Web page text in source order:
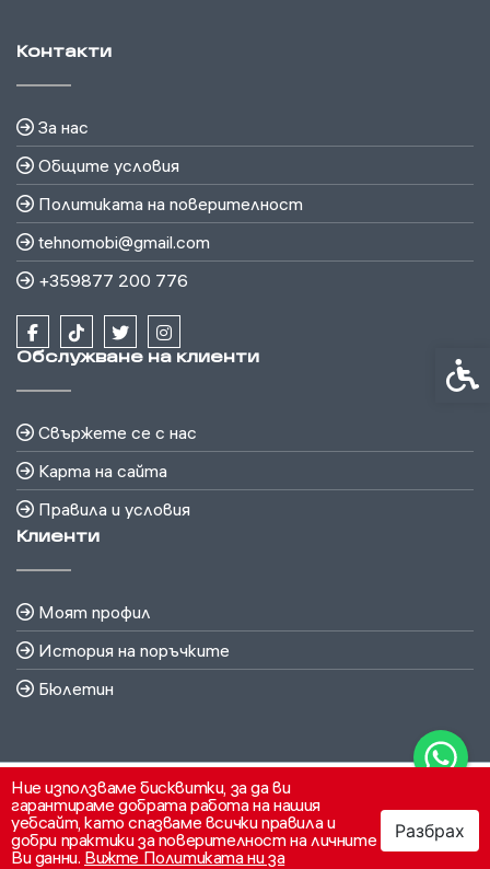
Ние използваме бисквитки, за да ви
гарантираме добрата работа на нашия
уебсайт, като спазваме всички правила и
добри практики за поверителност на личните
Ви данни. Вижте Политиката ни за
Разбрах
Контакти
За нас
Общите условия
Политиката на поверителност
tehnomobi@gmail.com
+359877 200 776
Обслужване на клиенти
Свържете се с нас
Карта на сайта
Правила и условия
Клиенти
Моят профил
История на поръчките
Бюлетин